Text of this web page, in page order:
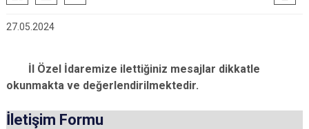
27.05.2024
İl Özel İdaremize ilettiğiniz mesajlar dikkatle
okunmakta ve değerlendirilmektedir.
İletişim Formu